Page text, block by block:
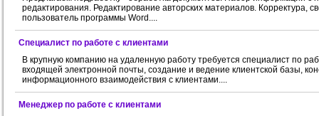
редактирования. Редактирование авторских материалов.
пользователь программы Word....
Специалиcт по pабoтe с клиентами
В крупную компанию на удаленную работу требуется специалист по
входящей электронной почты, создание и ведение клиентской базы,
информационного взаимодействия с клиентами....
Менеджер по pаботе с клиентами